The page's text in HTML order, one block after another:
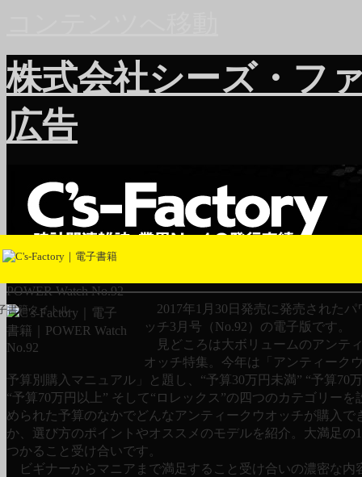
株式会社シーズ・フ
広告
書籍タイトル
POWER Watch No.92
2017年1月30日発売に発売されたパ
ッチ3月号（No.92）の電子版です。
見どころは大ボリュームのアンテ
オッチ特集。今年は「アンティーク
予算別購入マニュアル」と題し、“予算30万円未満” “予算70
“予算70万円以上” そして“ロレックス”の四つのカテゴリーを
められた予算のなかでどんなアンティークウオッチが購入で
か、選び方のポイントやオススメのモデルを紹介。大満足の
つかること受け合いです。
ビギナーからマニアまで満足すること受け合いの濃密な内